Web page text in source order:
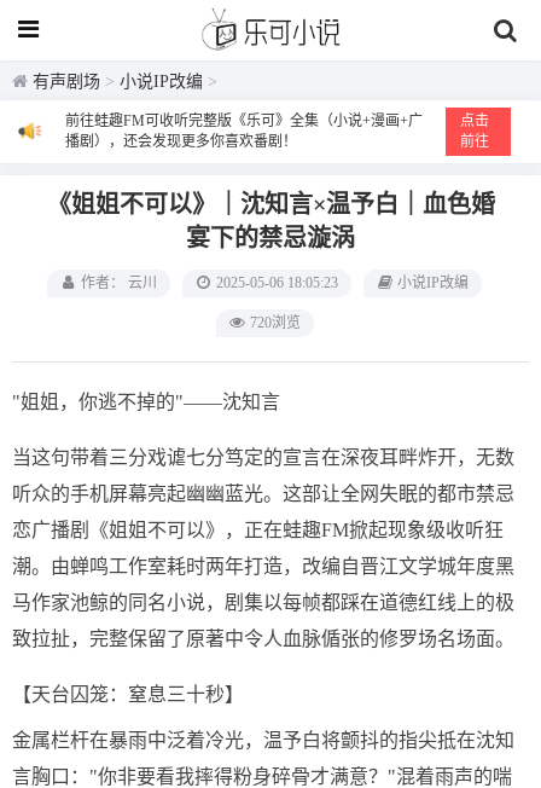
有声剧场 > 小说IP改编 >
前往蛙趣FM可收听完整版《乐可》全集（小说+漫画+广
播剧），还会发现更多你喜欢番剧！
点击
前往
《姐姐不可以》｜沈知言×温予白｜血色婚
宴下的禁忌漩涡
作者： 云川 2025-05-06 18:05:23 小说IP改编
720浏览
"姐姐，你逃不掉的"——沈知言
当这句带着三分戏谑七分笃定的宣言在深夜耳畔炸开，无数
听众的手机屏幕亮起幽幽蓝光。这部让全网失眠的都市禁忌
恋广播剧《姐姐不可以》，正在蛙趣FM掀起现象级收听狂
潮。由蝉鸣工作室耗时两年打造，改编自晋江文学城年度黑
马作家池鲸的同名小说，剧集以每帧都踩在道德红线上的极
致拉扯，完整保留了原著中令人血脉偱张的修罗场名场面。
【天台囚笼：窒息三十秒】
金属栏杆在暴雨中泛着冷光，温予白将颤抖的指尖抵在沈知
言胸口："你非要看我摔得粉身碎骨才满意？"混着雨声的喘